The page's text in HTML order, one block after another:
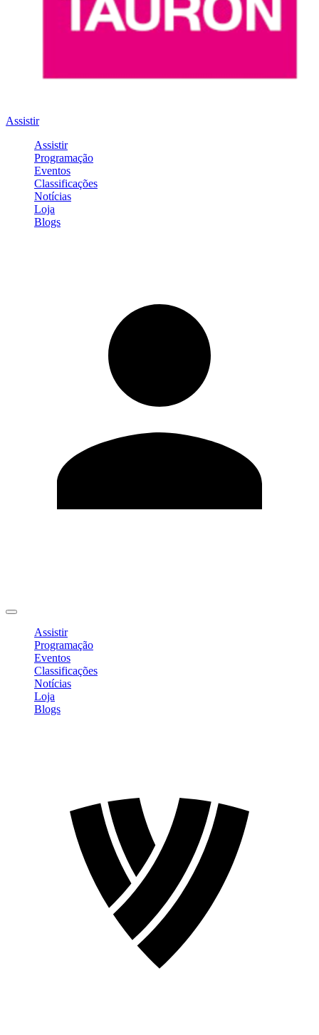
Assistir
Assistir
Programação
Eventos
Classificações
Notícias
Loja
Blogs
Assistir
Programação
Eventos
Classificações
Notícias
Loja
Blogs